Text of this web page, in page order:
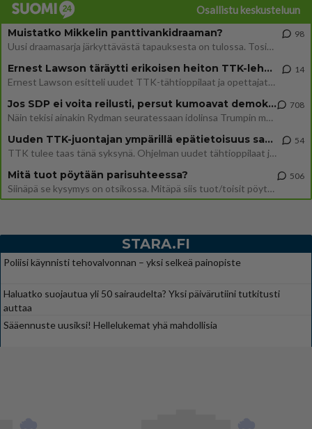
Osallistu keskusteluun
Muistatko Mikkelin panttivankidraaman?
Uusi draamasarja järkyttävästä tapauksesta on tulossa. Tositapahtumiin perustuva sarja ammentaa vuoden 1986 Mikkelin pan
98
Ernest Lawson täräytti erikoisen heiton TTK-lehdistötilaisuudessa: " Onko tässä tarkoituksena...?"
Ernest Lawson esitteli uudet TTK-tähtioppilaat ja opettajat torstaina 6.8. lehdistölle. Tulevalla kaudella on yksi hausk
14
Jos SDP ei voita reilusti, persut kumoavat demokratian Suomesta
Näin tekisi ainakin Rydman seuratessaan idolinsa Trumpin mallia https://www.is.fi/politiikka/art-2000012187244.html
708
Uuden TTK-juontajan ympärillä epätietoisuus sakenee - Nyt MTV hämmentää soppaa
TTK tulee taas tänä syksynä. Ohjelman uudet tähtioppilaat julkistetaan torstaina 6. elokuuta klo 14 alkavassa lehdistö
54
Mitä tuot pöytään parisuhteessa?
Siinäpä se kysymys on otsikossa. Mitäpä siis tuot/toisit pöytään parisuhteessa? Oletko mies vai nainen? Koetko sen mitä
506
STARA.FI
Poliisi käynnisti tehovalvonnan – yksi selkeä painopiste
Haluatko suojautua yli 50 sairaudelta? Yksi päivärutiini tutkitusti
auttaa
Sääennuste uusiksi! Hellelukemat yhä mahdollisia